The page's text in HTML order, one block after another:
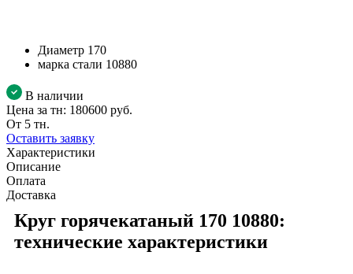
Диаметр 170
марка стали 10880
В наличии
Цена за тн: 180600 руб.
От 5 тн.
Оставить заявку
Характеристики
Описание
Оплата
Доставка
Круг горячекатаный 170 10880:
технические характеристики